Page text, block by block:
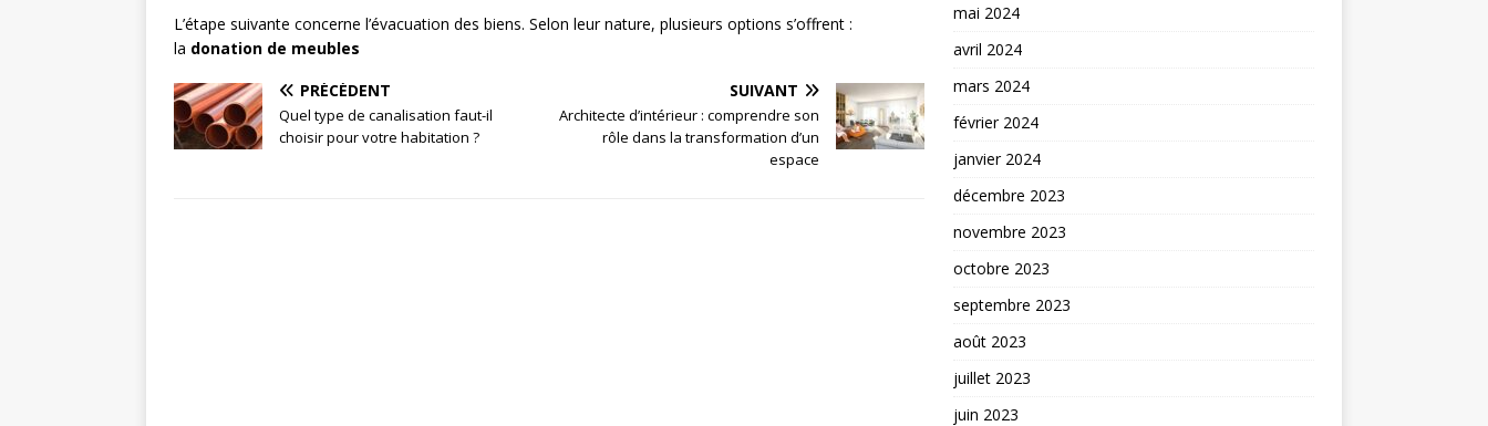
L’étape suivante concerne l’évacuation des biens. Selon leur nature, plusieurs options s’offrent :
la donation de meubles
PRÉCÉDENT
Quel type de canalisation faut-il
choisir pour votre habitation ?
SUIVANT
Architecte d’intérieur : comprendre son
rôle dans la transformation d’un
espace
mai 2024
avril 2024
mars 2024
février 2024
janvier 2024
décembre 2023
novembre 2023
octobre 2023
septembre 2023
août 2023
juillet 2023
juin 2023